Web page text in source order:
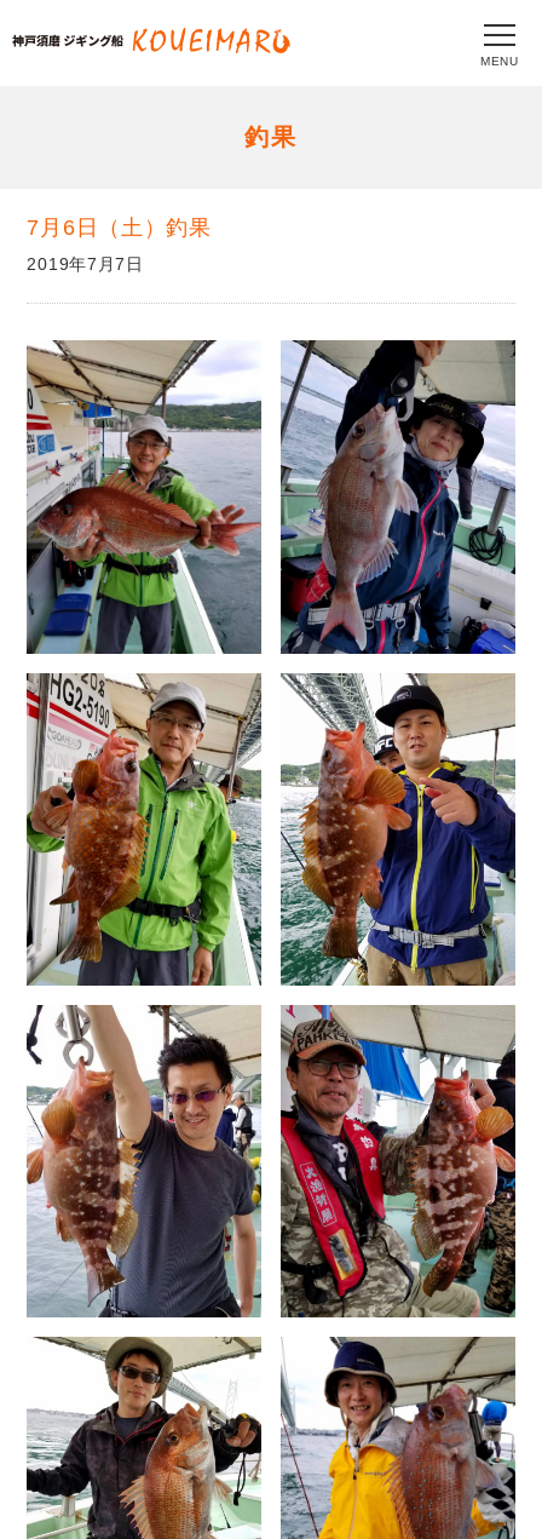
MENU
釣果
7月6日（土）釣果
2019年7月7日